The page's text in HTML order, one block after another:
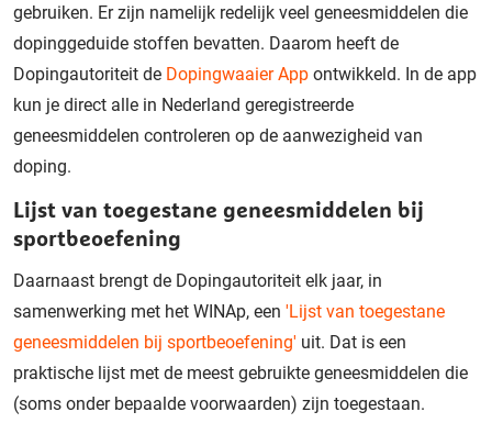
gebruiken. Er zijn namelijk redelijk veel geneesmiddelen die
dopinggeduide stoffen bevatten. Daarom heeft de
Dopingautoriteit de Dopingwaaier App ontwikkeld. In de app
kun je direct alle in Nederland geregistreerde
geneesmiddelen controleren op de aanwezigheid van
doping.
Lijst van toegestane geneesmiddelen bij
sportbeoefening
Daarnaast brengt de Dopingautoriteit elk jaar, in
samenwerking met het WINAp, een 'Lijst van toegestane
geneesmiddelen bij sportbeoefening' uit. Dat is een
praktische lijst met de meest gebruikte geneesmiddelen die
(soms onder bepaalde voorwaarden) zijn toegestaan.